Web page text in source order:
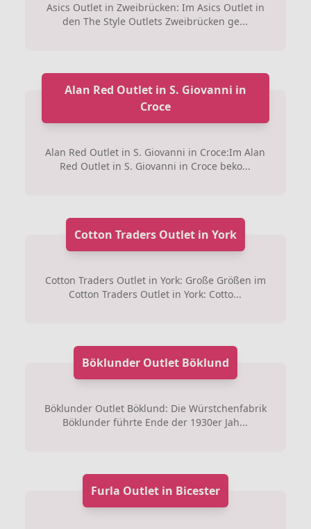
Asics Outlet in Zweibrücken: Im Asics Outlet in
den The Style Outlets Zweibrücken ge...
Alan Red Outlet in S. Giovanni in
Croce
Alan Red Outlet in S. Giovanni in Croce:Im Alan
Red Outlet in S. Giovanni in Croce beko...
Cotton Traders Outlet in York
Cotton Traders Outlet in York: Große Größen im
Cotton Traders Outlet in York: Cotto...
Böklunder Outlet Böklund
Böklunder Outlet Böklund: Die Würstchenfabrik
Böklunder führte Ende der 1930er Jah...
Furla Outlet in Bicester